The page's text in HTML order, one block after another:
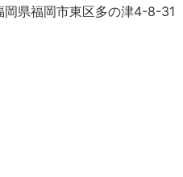
岡県福岡市東区多の津4-8-31